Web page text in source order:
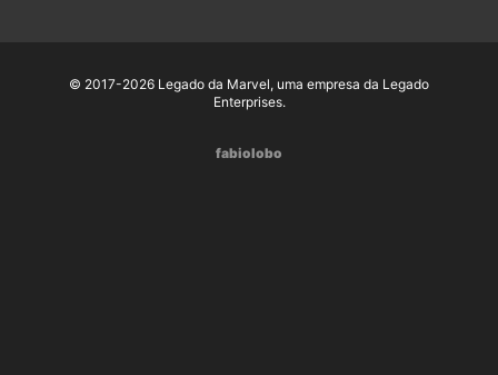
© 2017-2026 Legado da Marvel, uma empresa da Legado
Enterprises.
fabiolobo